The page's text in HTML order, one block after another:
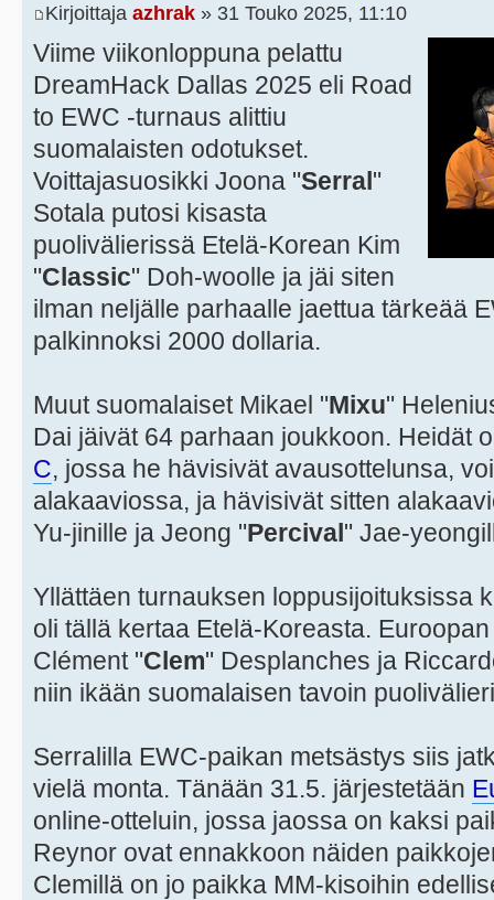
Kirjoittaja azhrak » 31 Touko 2025, 11:10
Viime viikonloppuna pelattu
DreamHack Dallas 2025 eli Road
to EWC -turnaus alittiu
suomalaisten odotukset.
Voittajasuosikki Joona "Serral"
Sotala putosi kisasta
puolivälierissä Etelä-Korean Kim
"Classic" Doh-woolle ja jäi siten
ilman neljälle parhaalle jaettua tärkeää
palkinnoksi 2000 dollaria.
Muut suomalaiset Mikael "Mixu"
Dai jäivät 64 parhaan joukkoon. Heidät
C, jossa he hävisivät avausottelunsa,
alakaaviossa, ja hävisivät sitten
Yu-jinille ja Jeong "Percival" Jae-
Yllättäen turnauksen loppusijoituksissa
oli tällä kertaa Etelä-Koreasta.
Clément "Clem" Desplanches ja
niin ikään suomalaisen tavoin
Serralilla EWC-paikan metsästys siis
vielä monta. Tänään 31.5. järjestetään
online-otteluin, jossa jaossa on kaksi
Reynor ovat ennakkoon näiden
Clemillä on jo paikka MM-kisoihin